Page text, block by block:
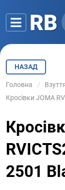
НАЗАД
Головна
Кросівки JOMA
2501